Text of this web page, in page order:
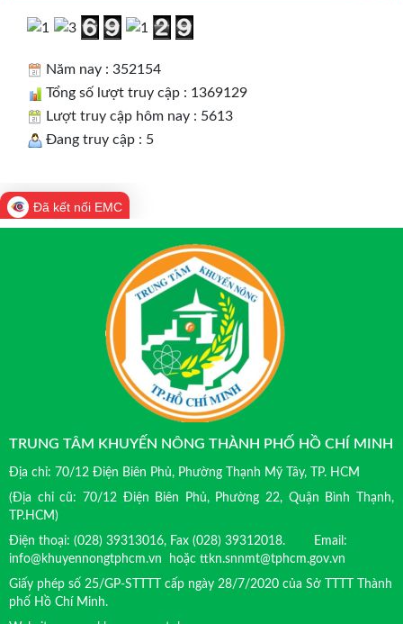
Năm nay : 352154
Tổng số lượt truy cập : 1369129
Lượt truy cập hôm nay : 5613
Đang truy cập : 5
Đã kết nối EMC
TRUNG TÂM KHUYẾN NÔNG THÀNH PHỐ HỒ CHÍ MINH
Địa chỉ: 70/12 Điện Biên Phủ, Phường Thạnh Mỹ Tây, TP. HCM
(Địa chỉ cũ: 70/12 Điện Biên Phủ, Phường 22, Quận Bình Thạnh,
TP.HCM)
Điện thoại: (028) 39313016, Fax (028) 39312018. Email:
info@khuyennongtphcm.vn hoặc ttkn.snnmt@tphcm.gov.vn
Giấy phép số 25/GP-STTTT cấp ngày 28/7/2020 của Sở TTTT Thành
phố Hồ Chí Minh.